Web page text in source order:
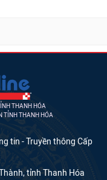
THANH HÓA
TỈNH THANH HÓA
tin - Truyền thông Cấp
tỉnh Thanh Hóa